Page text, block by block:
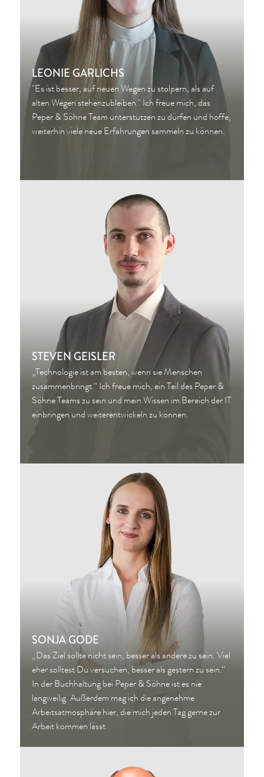
LEONIE GARLICHS
"Es ist besser, auf neuen Wegen zu stolpern, als auf
alten Wegen stehenzubleiben." Ich freue mich, das
Peper & Söhne Team unterstützen zu dürfen und hoffe,
weiterhin viele neue Erfahrungen sammeln zu können.
STEVEN GEISLER
„Technologie ist am besten, wenn sie Menschen
zusammenbringt.“ Ich freue mich, ein Teil des Peper &
Söhne Teams zu sein und mein Wissen im Bereich der IT
einbringen und weiterentwickeln zu können.
SONJA GODE
„Das Ziel sollte nicht sein, besser als andere zu sein. Viel
eher solltest Du versuchen, besser als gestern zu sein.“
In der Buchhaltung bei Peper & Söhne ist es nie
langweilig. Außerdem mag ich die angenehme
Arbeitsatmosphäre hier, die mich jeden Tag gerne zur
Arbeit kommen lässt.